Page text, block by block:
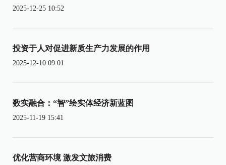
2025-12-25 10:52
投资于人对促进新质生产力发展的作用
2025-12-10 09:01
数实融合：“智”绘实体经济新蓝图
2025-11-19 15:41
优化营商环境 激发文旅消费